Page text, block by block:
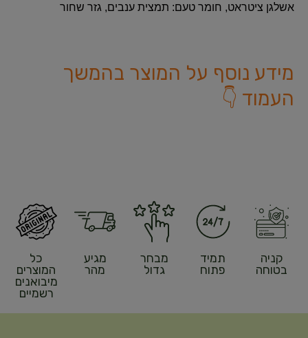
אשלגן ציטראט, חומר טעם: תמצית ענבים, גזר שחור
מידע נוסף על המוצר בהמשך
העמוד 👇
קניה
בטוחה
תמיד
פתוח
מבחר
גדול
מגיע
מהר
כל
המוצרים
מיבואנים
רשמיים